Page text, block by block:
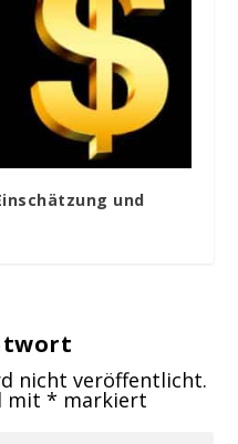
und
nicht veröffentlicht.
mit* markiert